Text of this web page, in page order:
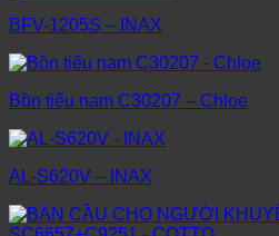
BFV-1205S – INAX
Bồn tiểu nam C30207 – Chloe
AL-S620V – INAX